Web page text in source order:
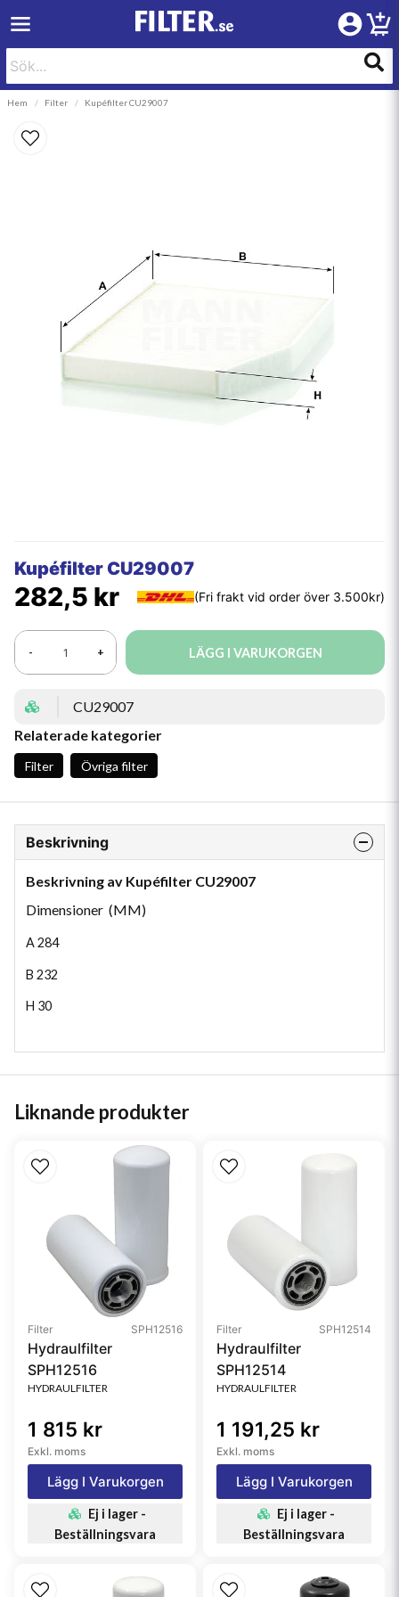
Hem Filter Kupéfilter CU29007
Kupéfilter CU29007
282,5 kr
- + LÄGG I VARUKORGEN
CU29007
Relaterade kategorier
Filter Övriga filter
Beskrivning
Beskrivning av Kupéfilter CU29007
Dimensioner (MM)
A284
B 232
H 30
Liknande produkter
Filter SPH12516
Hydraulfilter
SPH12516
HYDRAULFILTER
1 815 kr
Exkl. moms
Lägg I Varukorgen
Ej i lager -
Beställningsvara
Filter SPH12514
Hydraulfilter
SPH12514
HYDRAULFILTER
1 191,25 kr
Exkl. moms
Lägg I Varukorgen
Ej i lager -
Beställningsvara